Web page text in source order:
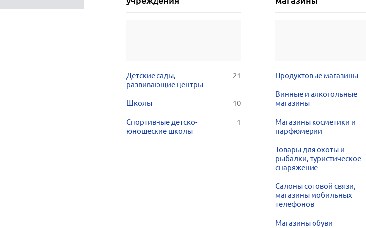
Детские сады,
развивающие центры
21
Школы 10
Спортивные детско-
юношеские школы
1
Продуктовые магазины
Винные и алкогольные
магазины
Магазины косметики и
парфюмерии
Товары для охоты и
рыбалки, туристическое
снаряжение
Салоны сотовой связи,
магазины мобильных
телефонов
Магазины обуви